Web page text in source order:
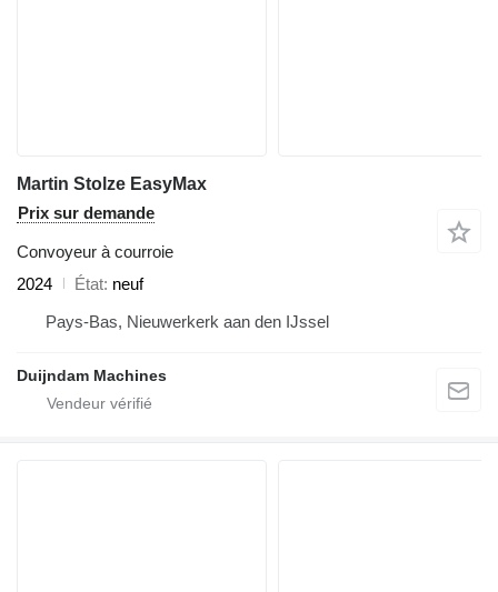
Martin Stolze EasyMax
Prix sur demande
Convoyeur à courroie
2024
État neuf
Pays-Bas, Nieuwerkerk aan den IJssel
Duijndam Machines